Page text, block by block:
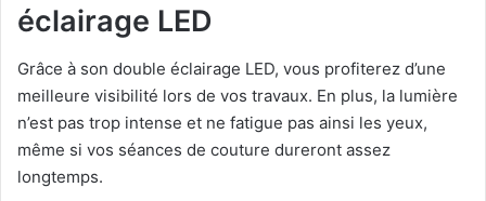
éclairage LED
Grâce à son double éclairage LED, vous profiterez d’une
meilleure visibilité lors de vos travaux. En plus, la lumière
n’est pas trop intense et ne fatigue pas ainsi les yeux,
même si vos séances de couture dureront assez
longtemps.